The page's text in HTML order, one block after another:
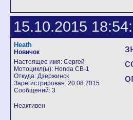
15.10.2015
Heath
Новичок
Настоящее имя: Сергей
Мотоцикл(ы): Honda CB-1
Откуда: Дзержинск
Зарегистрирован: 20.08.2015
Сообщений: 3
Неактивен